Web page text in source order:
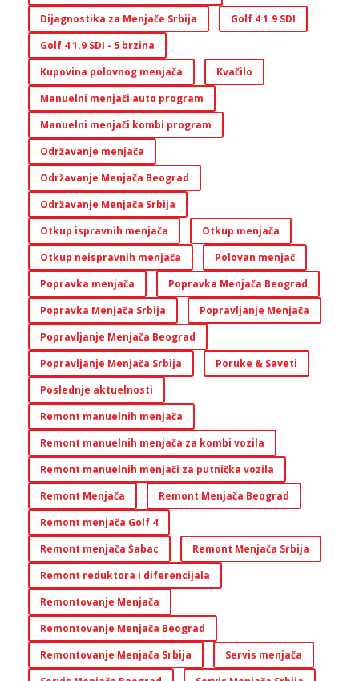
Dijagnostika za Menjače Srbija
Golf 4 1.9 SDI
Golf 4 1.9 SDI - 5 brzina
Kupovina polovnog menjača
Kvačilo
Manuelni menjači auto program
Manuelni menjači kombi program
Održavanje menjača
Održavanje Menjača Beograd
Održavanje Menjača Srbija
Otkup ispravnih menjača
Otkup menjača
Otkup neispravnih menjača
Polovan menjač
Popravka menjača
Popravka Menjača Beograd
Popravka Menjača Srbija
Popravljanje Menjača
Popravljanje Menjača Beograd
Popravljanje Menjača Srbija
Poruke & Saveti
Poslednje aktuelnosti
Remont manuelnih menjača
Remont manuelnih menjača za kombi vozila
Remont manuelnih menjači za putnička vozila
Remont Menjača
Remont Menjača Beograd
Remont menjača Golf 4
Remont menjača Šabac
Remont Menjača Srbija
Remont reduktora i diferencijala
Remontovanje Menjača
Remontovanje Menjača Beograd
Remontovanje Menjača Srbija
Servis menjača